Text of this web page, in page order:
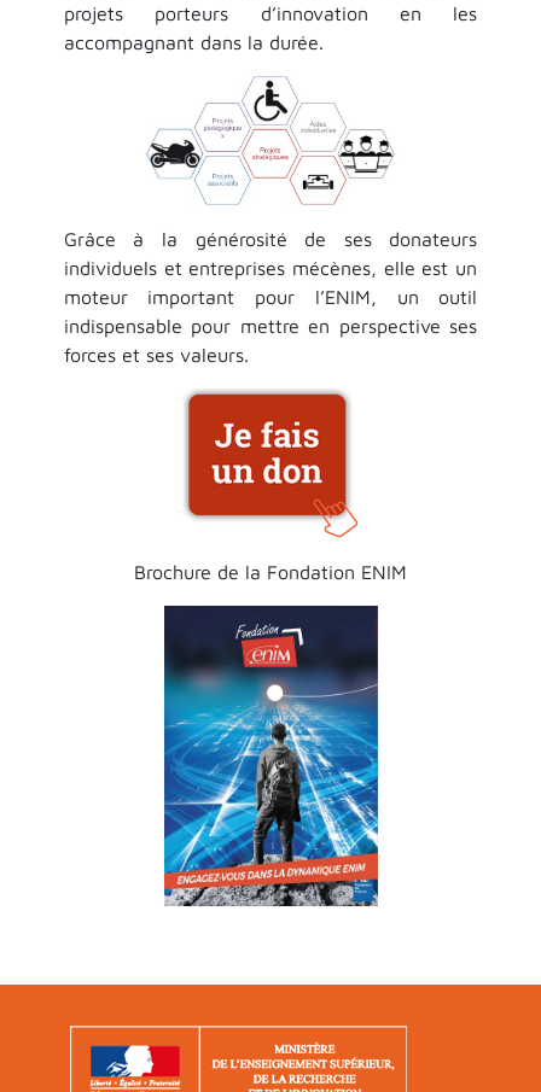
projets porteurs d’innovation en les
accompagnant dans la durée.
Grâce à la générosité de ses donateurs
individuels et entreprises mécènes, elle est un
moteur important pour l’ENIM, un outil
indispensable pour mettre en perspective ses
forces et ses valeurs.
Brochure de la Fondation ENIM